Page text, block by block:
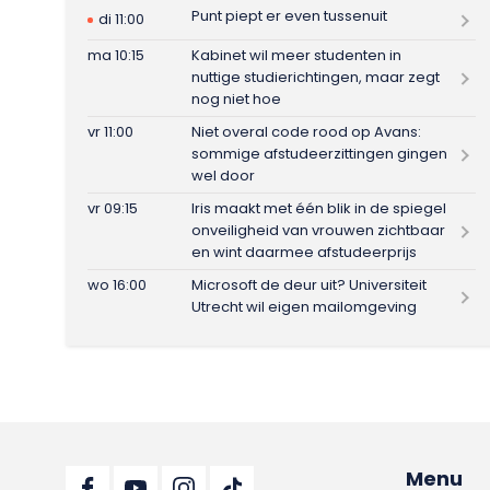
di 11:00
Punt piept er even tussenuit
ma 10:15
Kabinet wil meer studenten in
nuttige studierichtingen, maar zegt
nog niet hoe
vr 11:00
Niet overal code rood op Avans:
sommige afstudeerzittingen gingen
wel door
vr 09:15
Iris maakt met één blik in de spiegel
onveiligheid van vrouwen zichtbaar
en wint daarmee afstudeerprijs
wo 16:00
Microsoft de deur uit? Universiteit
Utrecht wil eigen mailomgeving
Menu